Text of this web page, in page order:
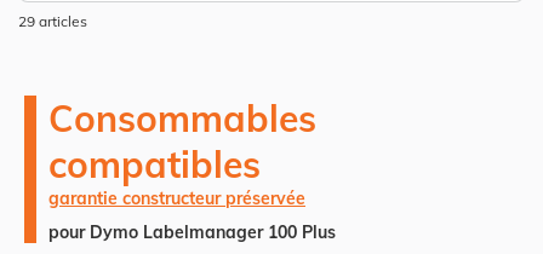
29 articles
Consommables
compatibles
garantie constructeur préservée
pour Dymo Labelmanager 100 Plus